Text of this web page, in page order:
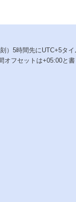
）5時間先にUTC+5タイ
オフセットは+05:00と書